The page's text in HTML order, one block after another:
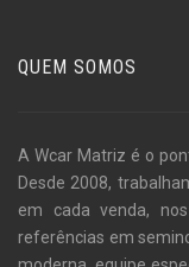
QUEM SOMOS
A Wcar Matriz é o
Desde 2008,
em cada venda,
referências em